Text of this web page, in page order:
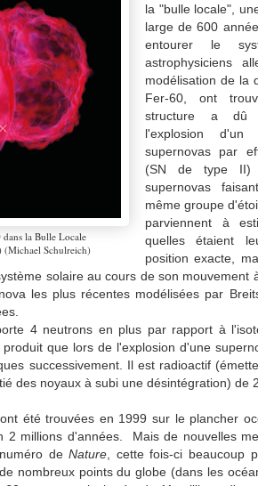
la Bulle Locale
(Michael Schulreich)
la "bulle locale",
large de 600
entourer le
astrophysiciens
modélisation de la
Fer-60, ont
structure a dû
l'explosion
supernovas par
(SN de type
supernovas
même groupe
parviennent à
quelles étaient
position exacte,
solaire au cours de son mouvement
les plus récentes modélisées par
4 neutrons en plus par rapport à
que lors de l'explosion d'une
successivement. Il est radioactif
des noyaux à subi une désintégration) de
été trouvées en 1999 sur le plancher
2 millions d'années. Mais de nouvelles
deNature , cette fois-ci beaucoup
nombreux points du globe (dans les